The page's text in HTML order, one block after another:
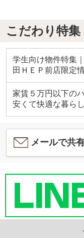
こだわり特集
学生向け物件特集
田ＨＥＰ前店限定
家賃５万円以下の
安くて快適な暮ら
メールで共